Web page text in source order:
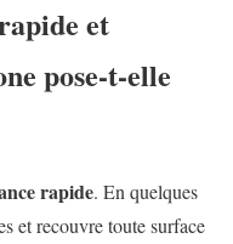
et
pose-t-elle
rapide. En quelques
et recouvre toute surface